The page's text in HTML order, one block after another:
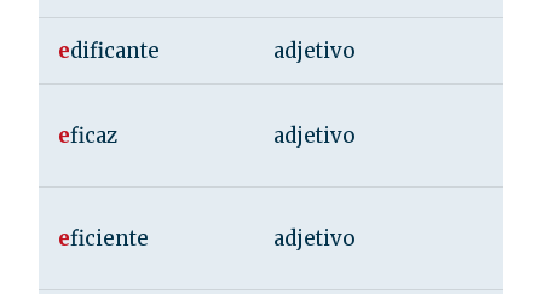
edificante adjetivo
eficaz adjetivo
eficiente adjetivo